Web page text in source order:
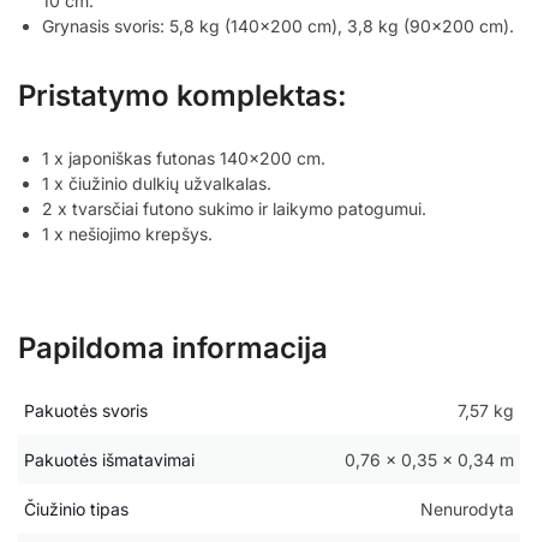
Grynasis svoris: 5,8 kg (140×200 cm), 3,8 kg (90×200 cm).
Pristatymo komplektas:
1 x japoniškas futonas 140×200 cm.
1 x čiužinio dulkių užvalkalas.
2 x tvarsčiai futono sukimo ir laikymo patogumui.
1 x nešiojimo krepšys.
Papildoma informacija
Pakuotės svoris 7,57 kg
Pakuotės išmatavimai 0,76 × 0,35 × 0,34 m
Čiužinio tipas Nenurodyta